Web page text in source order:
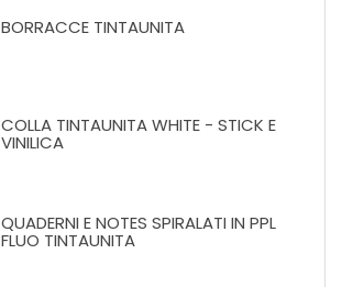
BORRACCE TINTAUNITA
COLLA TINTAUNITA WHITE - STICK E
VINILICA
QUADERNI E NOTES SPIRALATI IN PPL
FLUO TINTAUNITA